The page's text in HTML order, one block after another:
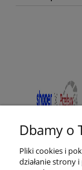
Dbamy o
Pliki cookies i
działanie strony